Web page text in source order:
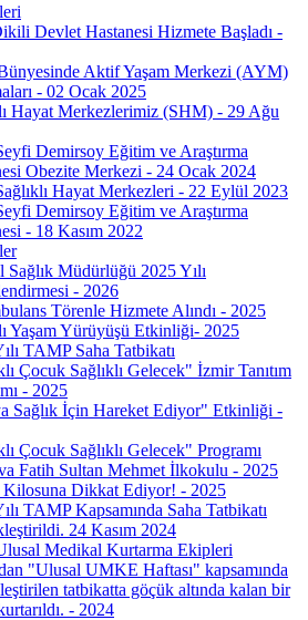
Devlet Hastanesi Hizmete Başladı -
Aktif Yaşam Merkezi (AYM)
- 02 Ocak 2025
Hayat Merkezlerimiz (SHM) - 29 Ağu
Demirsoy Eğitim ve Araştırma
Obezite Merkezi - 24 Ocak 2024
Hayat Merkezleri - 22 Eylül 2023
Demirsoy Eğitim ve Araştırma
- 18 Kasım 2022
Müdürlüğü 2025 Yılı
- 2026
Törenle Hizmete Alındı - 2025
Yaşam Yürüyüşü Etkinliği- 2025
TAMP Saha Tatbikatı
Çocuk Sağlıklı Gelecek" İzmir Tanıtım
- 2025
Sağlık İçin Hareket Ediyor" Etkinliği -
Çocuk Sağlıklı Gelecek" Programı
Fatih Sultan Mehmet İlkokulu - 2025
Dikkat Ediyor! - 2025
TAMP Kapsamında Saha Tatbikatı
24 Kasım 2024
Medikal Kurtarma Ekipleri
"Ulusal UMKE Haftası" kapsamında
tatbikatta göçük altında kalan bir
- 2024